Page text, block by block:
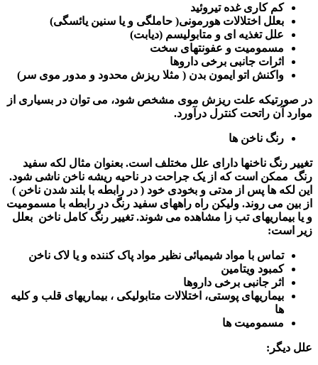
کم کاری غده تیروئید
بعلل اختلالات هورمونی( حاملگی و یا سنین یائسگی)
علل تغذیه ای و متابولیسم (دیابت)
مسمومیت و عفونتهای سخت
اثرات جانبی برخی داروها
واکنش اتو ایمون بدن ( مثلا ریزش محدود و مدور موی سر)
در صورتیکه علت ریزش موی مشخص شود، می توان در بسیاری از
موارد آن راتحت کنترل درآورد.
رنگ ناخن ها
تغییر رنگ ناخنها دارای علل مختلف است. بعنوان مثال لکه سفید
رنگ ممکن است که از یک جراحت در ناحیه ریشه ناخن ناشی شود.
این لکه ها پس از مدتی و بخودی خود ( در رابطه با بلند شدن ناخن )
از بین می روند. ولیکن راه راههای سفید رنگ در رابطه با مسمومیت
و یا بیماریهای تب زا مشاهده می شوند. تغییر رنگ کامل ناخن بعلل
زیر است:
تماس با مواد شیمیائی نظیر مواد پاک کننده و یا لاک ناخن
کمبود ویتامین
اثر جانبی برخی داروها
بیماریهای پوستی، اختلالات متابولیکی ، بیماریهای قلب و کلیه
ها
مسمومیت ها
علل دیگر :